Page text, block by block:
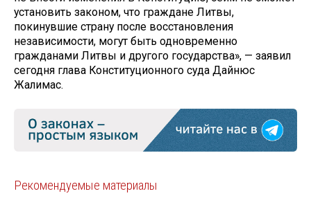
установить законом, что граждане Литвы,
покинувшие страну после восстановления
независимости, могут быть одновременно
гражданами Литвы и другого государства», — заявил
сегодня глава Конституционного суда Дайнюс
Жалимас.
Рекомендуемые материалы